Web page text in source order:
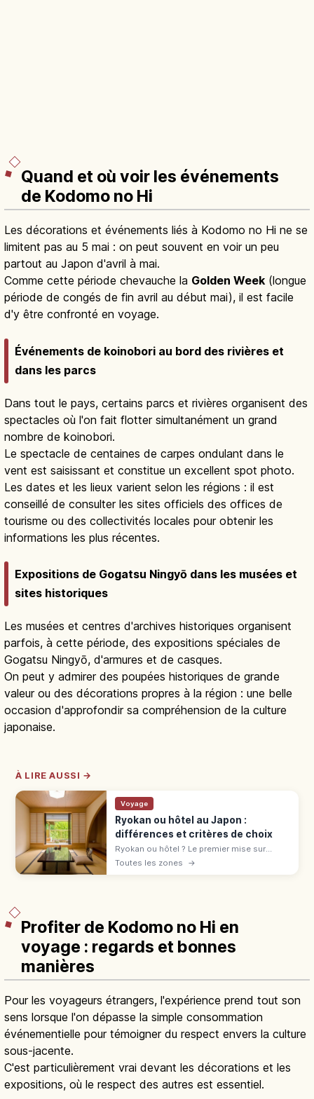
Quand et où voir les événements
de Kodomo no Hi
Les décorations et événements liés à Kodomo no Hi ne se
limitent pas au 5 mai : on peut souvent en voir un peu
partout au Japon d'avril à mai.
Comme cette période chevauche la Golden Week (longue
période de congés de fin avril au début mai), il est facile
d'y être confronté en voyage.
Événements de koinobori au bord des rivières et
dans les parcs
Dans tout le pays, certains parcs et rivières organisent des
spectacles où l'on fait flotter simultanément un grand
nombre de koinobori.
Le spectacle de centaines de carpes ondulant dans le
vent est saisissant et constitue un excellent spot photo.
Les dates et les lieux varient selon les régions : il est
conseillé de consulter les sites officiels des offices de
tourisme ou des collectivités locales pour obtenir les
informations les plus récentes.
Expositions de Gogatsu Ningyō dans les musées et
sites historiques
Les musées et centres d'archives historiques organisent
parfois, à cette période, des expositions spéciales de
Gogatsu Ningyō, d'armures et de casques.
On peut y admirer des poupées historiques de grande
valeur ou des décorations propres à la région : une belle
occasion d'approfondir sa compréhension de la culture
japonaise.
À LIRE AUSSI →
Voyage
Ryokan ou hôtel au Japon :
différences et critères de choix
Ryokan ou hôtel ? Le premier mise sur
l'omotenashi : tatami, onsen, yukata,
Toutes les zones →
Profiter de Kodomo no Hi en
voyage : regards et bonnes
manières
Pour les voyageurs étrangers, l'expérience prend tout son
sens lorsque l'on dépasse la simple consommation
événementielle pour témoigner du respect envers la culture
sous-jacente.
C'est particulièrement vrai devant les décorations et les
expositions, où le respect des autres est essentiel.